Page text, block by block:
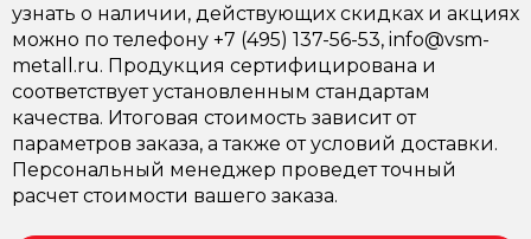
узнать о наличии, действующих скидках и акциях
можно по телефону +7 (495) 137-56-53, info@vsm-
metall.ru. Продукция сертифицирована и
соответствует установленным стандартам
качества. Итоговая стоимость зависит от
параметров заказа, а также от условий доставки.
Персональный менеджер проведет точный
расчет стоимости вашего заказа.